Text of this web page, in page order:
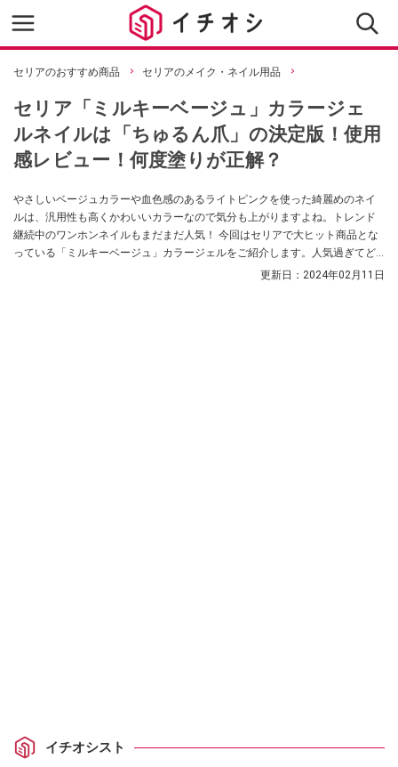
セリアのおすすめ商品 セリアのメイク・ネイル用品
セリア「ミルキーベージュ」カラージェ
ルネイルは「ちゅるん爪」の決定版！使用
感レビュー！何度塗りが正解？
やさしいベージュカラーや血色感のあるライトピンクを使った綺麗めのネイ
ルは、汎用性も高くかわいいカラーなので気分も上がりますよね。トレンド
継続中のワンホンネイルもまだまだ人気！ 今回はセリアで大ヒット商品とな
っている「ミルキーベージュ」カラージェルをご紹介します。人気過ぎてど
更新日： 2024年02月11日
イチオシスト